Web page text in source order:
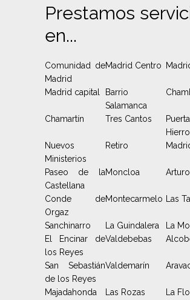
Prestamos
en...
Comunidad de
Madrid
Madrid Centro
Madrid capital
Barrio
Salamanca
Chamartín Tres Cantos
Hierro
Nuevos
Ministerios
Retiro
Paseo de la
Castellana
Moncloa
Conde de
Orgaz
Montecarmelo Las
Sanchinarro La Guindalera
La
El Encinar de
los Reyes
Valdebebas
San Sebastián
de los Reyes
Valdemarín
Majadahonda Las Rozas
La